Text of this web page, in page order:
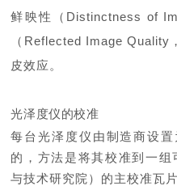
鲜映性（Distinctness of
（Reflected Image Quality
皮效应。
光泽度仪的校准
每台光泽度仪由制造商设
的，方法是将其校准到一
与技术研究院）的主校准瓦片